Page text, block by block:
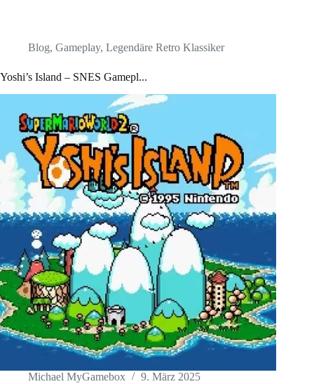
Blog, Gameplay, Legendäre Retro Klassiker
Yoshi’s Island – SNES Gamepl...
Michael MyGamebox 9. März 2025